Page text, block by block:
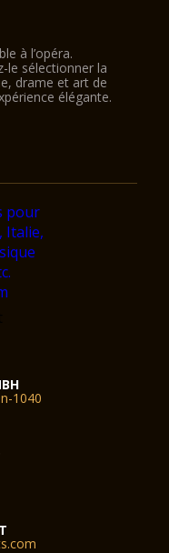
à l’opéra.
le sélectionner la
drame et art de
élégante.
1040